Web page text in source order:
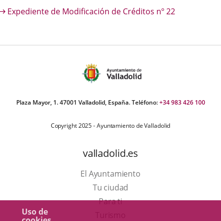
Uso de
una
externa.
una
externa.
Expediente de Modificación de Créditos nº 22
Plaza Mayor, 1. 47001 Valladolid, España. Teléfono:+34 983 426 100
Copyright 2025 - Ayuntamiento de Valladolid
valladolid.es
El Ayuntamiento
Tu ciudad
Para ti